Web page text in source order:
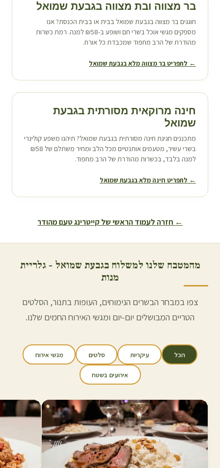
בר מצווה ובת מצווה בגבעת שמואל
חוגגים בר מצווה בגבעת שמואל בבית או בבית הכנסת? אנו
מספקים מגשי אוכל בשרי חם ושופע ב-₪58 למנה. רמת כשרות
מהודרת של הרב מחפוד שמכבדת כל אורח.
← לתפריט בר מצווה מלא בגבעת שמואל
חינה מרוקאית מסורתית בגבעת
שמואל
מתכננים חגיגת חינה מסורתית בגבעת שמואל? תיהנו משפע קולינרי
בשרי עשיר, מטעמים אותנטיים מכל הלב ומחיר משתלם של ₪58
למנה בלבד, בכשרות מהודרת של הרב מחפוד.
← לתפריט חינה מלא בגבעת שמואל
← חזרה לעמוד הראשי של קייטרינג טעם מהודר
מהמטבח שלנו למשלוח בגבעת שמואל - גלריית
מנות
צפו במבחר הבשרים הנימוחים, העופות בתנור, הסלטים
הטריים המבושלים יום-יום ומגשי האירוח החמים שלנו.
הכל עיקריות סלטים מגשי אירוח
אירועים בשטח